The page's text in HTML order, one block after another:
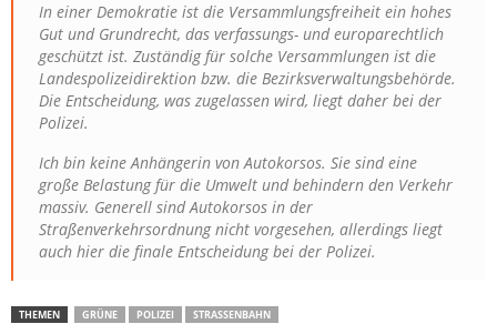
In einer Demokratie ist die Versammlungsfreiheit ein hohes
Gut und Grundrecht, das verfassungs- und europarechtlich
geschützt ist. Zuständig für solche Versammlungen ist die
Landespolizeidirektion bzw. die Bezirksverwaltungsbehörde.
Die Entscheidung, was zugelassen wird, liegt daher bei der
Polizei.
Ich bin keine Anhängerin von Autokorsos. Sie sind eine
große Belastung für die Umwelt und behindern den Verkehr
massiv. Generell sind Autokorsos in der
Straßenverkehrsordnung nicht vorgesehen, allerdings liegt
auch hier die finale Entscheidung bei der Polizei.
THEMEN GRÜNE POLIZEI STRASSENBAHN